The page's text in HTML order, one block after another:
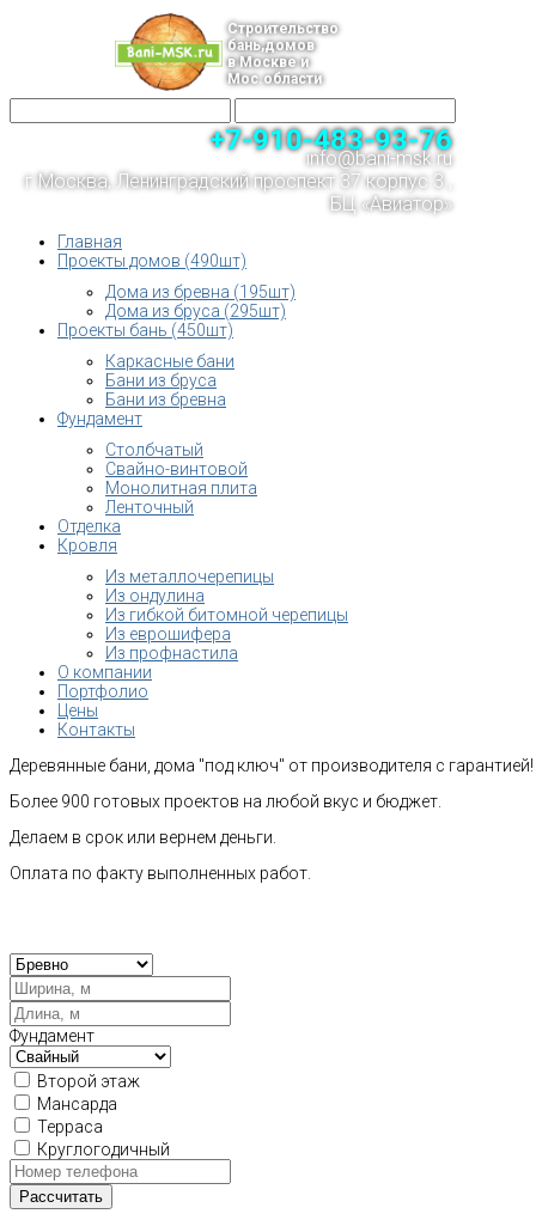
Строительство
бань,домов
в Москве и
Мос.области
+7-910-483-93-76
info@bani-msk.ru
г.Москва, Ленинградский проспект 37 корпус 3 ,
БЦ «Авиатор»
Главная
Проекты домов (490шт)
Дома из бревна (195шт)
Дома из бруса (295шт)
Проекты бань (450шт)
Каркасные бани
Бани из бруса
Бани из бревна
Фундамент
Столбчатый
Свайно-винтовой
Монолитная плита
Ленточный
Отделка
Кровля
Из металлочерепицы
Из ондулина
Из гибкой битомной черепицы
Из еврошифера
Из профнастила
О компании
Портфолио
Цены
Контакты
Деревянные бани, дома "под ключ" от производителя с гарантией!
Более 900 готовых проектов на любой вкус и бюджет.
Делаем в срок или вернем деньги.
Оплата по факту выполненных работ.
Фундамент
Второй этаж
Мансарда
Терраса
Круглогодичный